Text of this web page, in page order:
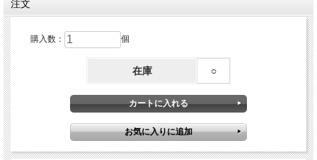
注文
購入数： 個
在庫 ○